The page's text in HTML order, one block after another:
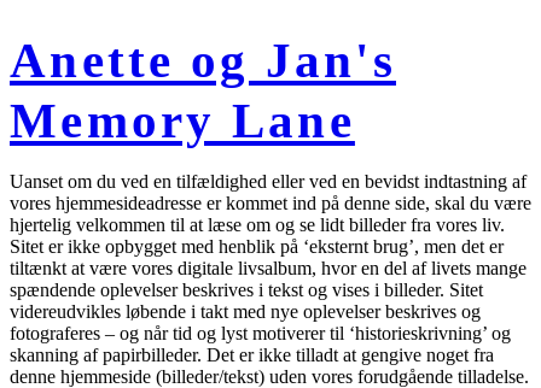
indhold
Anette og Jan's
Memory Lane
Uanset om du ved en tilfældighed eller ved en bevidst indtastning af
vores hjemmesideadresse er kommet ind på denne side, skal du være
hjertelig velkommen til at læse om og se lidt billeder fra vores liv.
Sitet er ikke opbygget med henblik på ‘eksternt brug’, men det er
tiltænkt at være vores digitale livsalbum, hvor en del af livets mange
spændende oplevelser beskrives i tekst og vises i billeder. Sitet
videreudvikles løbende i takt med nye oplevelser beskrives og
fotograferes – og når tid og lyst motiverer til ‘historieskrivning’ og
skanning af papirbilleder. Det er ikke tilladt at gengive noget fra
denne hjemmeside (billeder/tekst) uden vores forudgående tilladelse.